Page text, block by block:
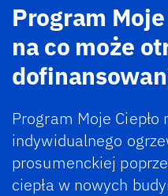
Program
na co może
Program Moje
indywidualnego
prosumenckiej
ciepła w nowych